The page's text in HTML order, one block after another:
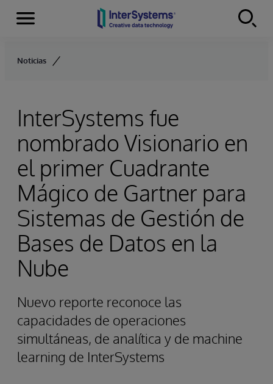
Skip to content
Secciones
Noticias
InterSystems fue
nombrado Visionario en
el primer Cuadrante
Mágico de Gartner para
Sistemas de Gestión de
Bases de Datos en la
Nube
Nuevo reporte reconoce las
capacidades de operaciones
simultáneas, de analítica y de machine
learning de InterSystems